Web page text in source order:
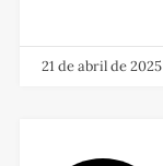
21 de abril de 2025